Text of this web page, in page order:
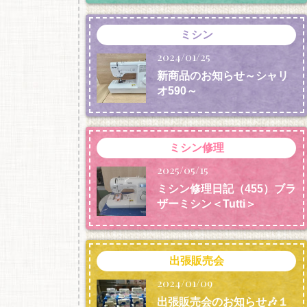
ミシン
2024/01/25
新商品のお知らせ～シャリ
オ590～
ミシン修理
2025/05/15
ミシン修理日記（455）ブラ
ザーミシン＜Tutti＞
出張販売会
2024/01/09
出張販売会のお知らせ🎶１